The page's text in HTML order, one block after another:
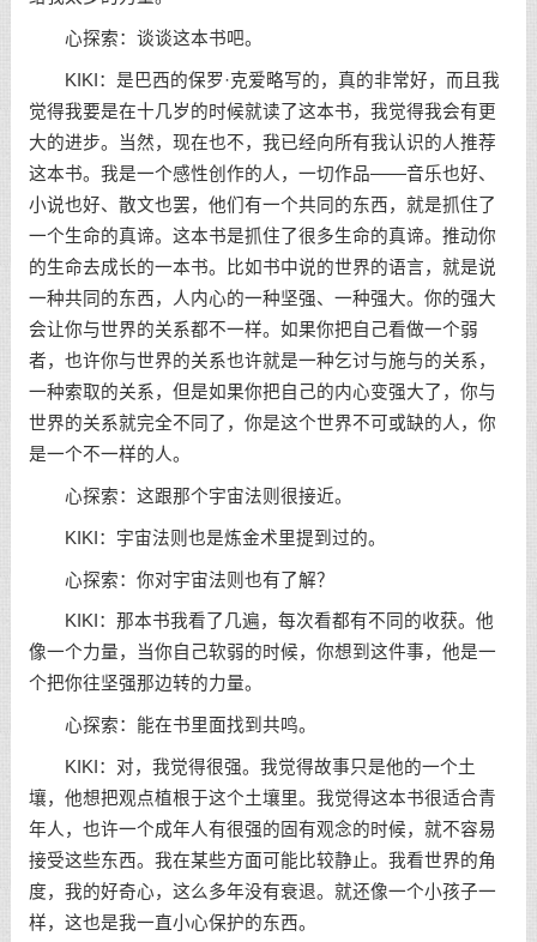
心探索：谈谈这本书吧。
KIKI：是巴西的保罗·克爱略写的，真的非常好，而且我
觉得我要是在十几岁的时候就读了这本书，我觉得我会有更
大的进步。当然，现在也不，我已经向所有我认识的人推荐
这本书。我是一个感性创作的人，一切作品——音乐也好、
小说也好、散文也罢，他们有一个共同的东西，就是抓住了
一个生命的真谛。这本书是抓住了很多生命的真谛。推动你
的生命去成长的一本书。比如书中说的世界的语言，就是说
一种共同的东西，人内心的一种坚强、一种强大。你的强大
会让你与世界的关系都不一样。如果你把自己看做一个弱
者，也许你与世界的关系也许就是一种乞讨与施与的关系，
一种索取的关系，但是如果你把自己的内心变强大了，你与
世界的关系就完全不同了，你是这个世界不可或缺的人，你
是一个不一样的人。
心探索：这跟那个宇宙法则很接近。
KIKI：宇宙法则也是炼金术里提到过的。
心探索：你对宇宙法则也有了解？
KIKI：那本书我看了几遍，每次看都有不同的收获。他
像一个力量，当你自己软弱的时候，你想到这件事，他是一
个把你往坚强那边转的力量。
心探索：能在书里面找到共鸣。
KIKI：对，我觉得很强。我觉得故事只是他的一个土
壤，他想把观点植根于这个土壤里。我觉得这本书很适合青
年人，也许一个成年人有很强的固有观念的时候，就不容易
接受这些东西。我在某些方面可能比较静止。我看世界的角
度，我的好奇心，这么多年没有衰退。就还像一个小孩子一
样，这也是我一直小心保护的东西。